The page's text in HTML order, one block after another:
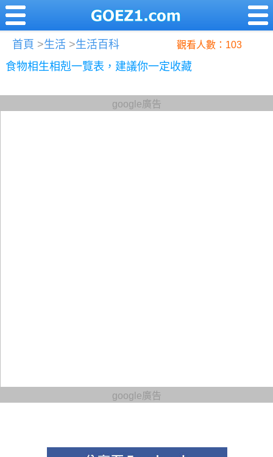
首頁 >生活 >生活百科 觀看人數：103
食物相生相剋一覽表，建議你一定收藏
google廣告
google廣告